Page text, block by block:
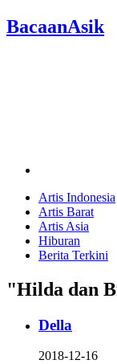
BacaanAsik
Artis Indonesia
Artis Barat
Artis Asia
Hiburan
Berita Terkini
"Hilda dan
Della
2018-12-16